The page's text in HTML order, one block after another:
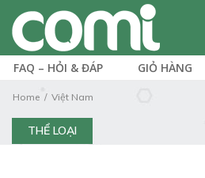
FAQ – HỎI & ĐÁP GIỎ HÀNG
Home Việt Nam
THỂ LOẠI